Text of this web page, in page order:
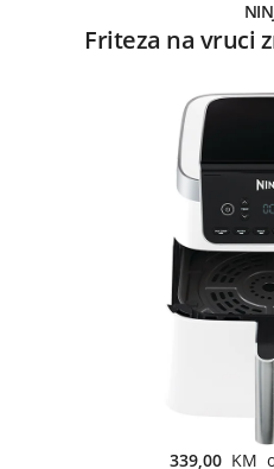
Friteza na vruci
339,00 KM